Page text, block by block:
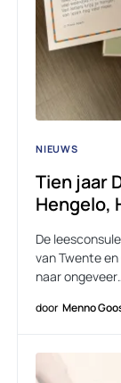
NIEUWS
Tien jaar
Hengelo,
De
van Twente
naar
door Menno